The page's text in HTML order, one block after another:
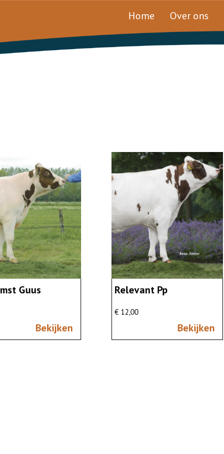
Home Over ons
Guus
Bekijken
Relevant Pp
€ 12,00
Bekijken